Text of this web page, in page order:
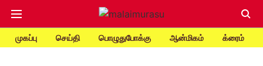
முகப்பு செய்தி பொழுதுபோக்கு ஆன்மிகம் க்ரைம்